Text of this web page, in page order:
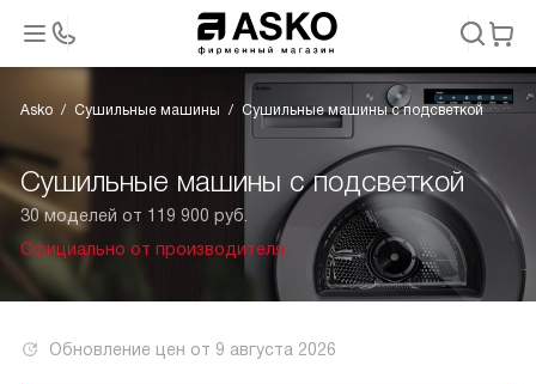
Asko Сушильные машины Сушильные машины с подсветкой
Сушильные машины с подсветкой
30 моделей от 119 900 руб.
Официально от производителя
Обновление цен от 9 августа 2026